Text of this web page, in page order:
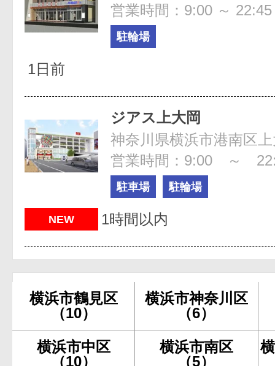
営業時間：9:00 ～ 22:45
駐輪場
1日前
ジアス上大岡
営業時間：9:00 ～
駐車場 駐輪場
NEW 1時間以内
横浜市鶴見区
（10）
横浜市神奈川区
（6）
横浜市中区
（10）
横浜市南区
（5）